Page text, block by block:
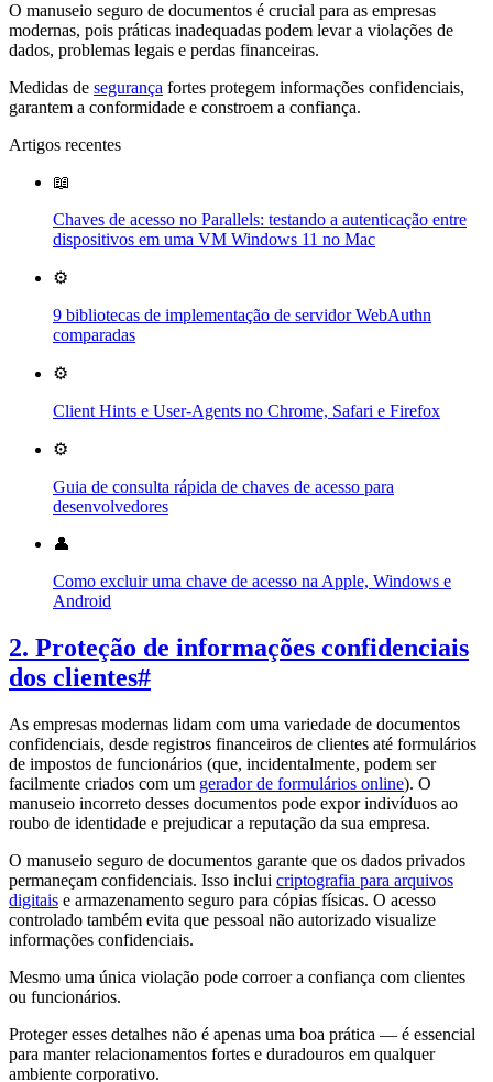
O manuseio seguro de documentos é crucial para as empresas
modernas, pois práticas inadequadas podem levar a violações de
dados, problemas legais e perdas financeiras.
Medidas de segurança fortes protegem informações confidenciais,
garantem a conformidade e constroem a confiança.
Artigos recentes
📖
Chaves de acesso no Parallels: testando a autenticação entre
dispositivos em uma VM Windows 11 no Mac
⚙️
9 bibliotecas de implementação de servidor WebAuthn
comparadas
⚙️
Client Hints e User-Agents no Chrome, Safari e Firefox
⚙️
Guia de consulta rápida de chaves de acesso para
desenvolvedores
👤
Como excluir uma chave de acesso na Apple, Windows e
Android
2. Proteção de informações confidenciais
dos clientes#
As empresas modernas lidam com uma variedade de documentos
confidenciais, desde registros financeiros de clientes até formulários
de impostos de funcionários (que, incidentalmente, podem ser
facilmente criados com um gerador de formulários online). O
manuseio incorreto desses documentos pode expor indivíduos ao
roubo de identidade e prejudicar a reputação da sua empresa.
O manuseio seguro de documentos garante que os dados privados
permaneçam confidenciais. Isso inclui criptografia para arquivos
digitais e armazenamento seguro para cópias físicas. O acesso
controlado também evita que pessoal não autorizado visualize
informações confidenciais.
Mesmo uma única violação pode corroer a confiança com clientes
ou funcionários.
Proteger esses detalhes não é apenas uma boa prática — é essencial
para manter relacionamentos fortes e duradouros em qualquer
ambiente corporativo.